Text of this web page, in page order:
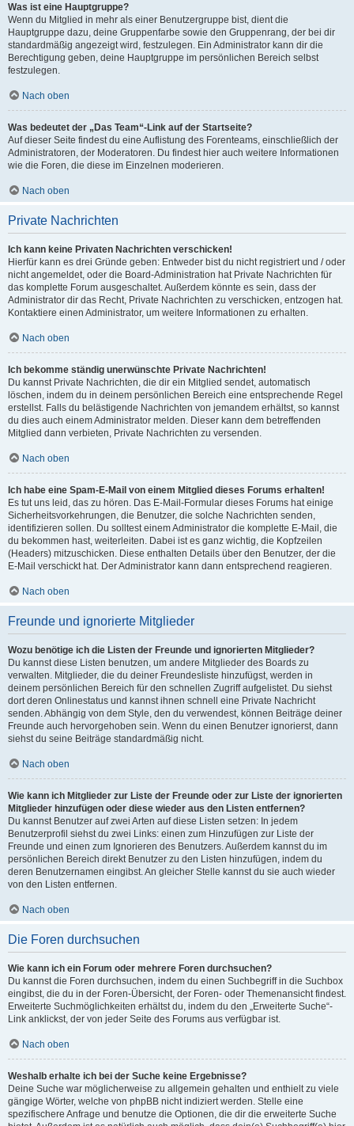
Was ist eine Hauptgruppe?
Wenn du Mitglied in mehr als einer Benutzergruppe bist, dient die
Hauptgruppe dazu, deine Gruppenfarbe sowie den Gruppenrang, der bei dir
standardmäßig angezeigt wird, festzulegen. Ein Administrator kann dir die
Berechtigung geben, deine Hauptgruppe im persönlichen Bereich selbst
festzulegen.
Nach oben
Was bedeutet der „Das Team“-Link auf der Startseite?
Auf dieser Seite findest du eine Auflistung des Forenteams, einschließlich der
Administratoren, der Moderatoren. Du findest hier auch weitere Informationen
wie die Foren, die diese im Einzelnen moderieren.
Nach oben
Private Nachrichten
Ich kann keine Privaten Nachrichten verschicken!
Hierfür kann es drei Gründe geben: Entweder bist du nicht registriert und / oder
nicht angemeldet, oder die Board-Administration hat Private Nachrichten für
das komplette Forum ausgeschaltet. Außerdem könnte es sein, dass der
Administrator dir das Recht, Private Nachrichten zu verschicken, entzogen hat.
Kontaktiere einen Administrator, um weitere Informationen zu erhalten.
Nach oben
Ich bekomme ständig unerwünschte Private Nachrichten!
Du kannst Private Nachrichten, die dir ein Mitglied sendet, automatisch
löschen, indem du in deinem persönlichen Bereich eine entsprechende Regel
erstellst. Falls du belästigende Nachrichten von jemandem erhältst, so kannst
du dies auch einem Administrator melden. Dieser kann dem betreffenden
Mitglied dann verbieten, Private Nachrichten zu versenden.
Nach oben
Ich habe eine Spam-E-Mail von einem Mitglied dieses Forums erhalten!
Es tut uns leid, das zu hören. Das E-Mail-Formular dieses Forums hat einige
Sicherheitsvorkehrungen, die Benutzer, die solche Nachrichten senden,
identifizieren sollen. Du solltest einem Administrator die komplette E-Mail, die
du bekommen hast, weiterleiten. Dabei ist es ganz wichtig, die Kopfzeilen
(Headers) mitzuschicken. Diese enthalten Details über den Benutzer, der die
E-Mail verschickt hat. Der Administrator kann dann entsprechend reagieren.
Nach oben
Freunde und ignorierte Mitglieder
Wozu benötige ich die Listen der Freunde und ignorierten Mitglieder?
Du kannst diese Listen benutzen, um andere Mitglieder des Boards zu
verwalten. Mitglieder, die du deiner Freundesliste hinzufügst, werden in
deinem persönlichen Bereich für den schnellen Zugriff aufgelistet. Du siehst
dort deren Onlinestatus und kannst ihnen schnell eine Private Nachricht
senden. Abhängig von dem Style, den du verwendest, können Beiträge deiner
Freunde auch hervorgehoben sein. Wenn du einen Benutzer ignorierst, dann
siehst du seine Beiträge standardmäßig nicht.
Nach oben
Wie kann ich Mitglieder zur Liste der Freunde oder zur Liste der ignorierten
Mitglieder hinzufügen oder diese wieder aus den Listen entfernen?
Du kannst Benutzer auf zwei Arten auf diese Listen setzen: In jedem
Benutzerprofil siehst du zwei Links: einen zum Hinzufügen zur Liste der
Freunde und einen zum Ignorieren des Benutzers. Außerdem kannst du im
persönlichen Bereich direkt Benutzer zu den Listen hinzufügen, indem du
deren Benutzernamen eingibst. An gleicher Stelle kannst du sie auch wieder
von den Listen entfernen.
Nach oben
Die Foren durchsuchen
Wie kann ich ein Forum oder mehrere Foren durchsuchen?
Du kannst die Foren durchsuchen, indem du einen Suchbegriff in die Suchbox
eingibst, die du in der Foren-Übersicht, der Foren- oder Themenansicht findest.
Erweiterte Suchmöglichkeiten erhältst du, indem du den „Erweiterte Suche“-
Link anklickst, der von jeder Seite des Forums aus verfügbar ist.
Nach oben
Weshalb erhalte ich bei der Suche keine Ergebnisse?
Deine Suche war möglicherweise zu allgemein gehalten und enthielt zu viele
gängige Wörter, welche von phpBB nicht indiziert werden. Stelle eine
spezifischere Anfrage und benutze die Optionen, die dir die erweiterte Suche